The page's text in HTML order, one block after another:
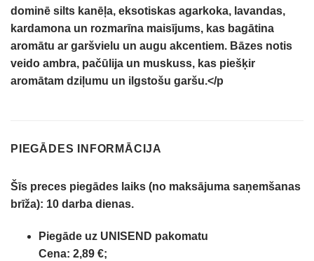
dominē silts kanēļa, eksotiskas agarkoka, lavandas,
kardamona un rozmarīna maisījums, kas bagātina
aromātu ar garšvielu un augu akcentiem. Bāzes notis
veido ambra, pačūlija un muskuss, kas piešķir
aromātam dziļumu un ilgstošu garšu.</p
PIEGĀDES INFORMĀCIJA
Šīs preces piegādes laiks (no maksājuma saņemšanas
brīža): 10 darba dienas.
Piegāde uz UNISEND pakomatu
Cena: 2,89 €;